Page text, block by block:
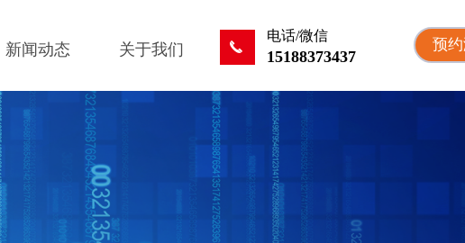
끅
电话/微信
15188373437
新闻动态 关于我们 预